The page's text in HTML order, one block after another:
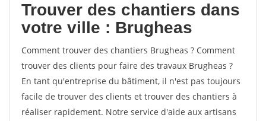
Trouver des chantiers dans
votre ville : Brugheas
Comment trouver des chantiers Brugheas ? Comment
trouver des clients pour faire des travaux Brugheas ?
En tant qu'entreprise du bâtiment, il n'est pas toujours
facile de trouver des clients et trouver des chantiers à
réaliser rapidement. Notre service d'aide aux artisans